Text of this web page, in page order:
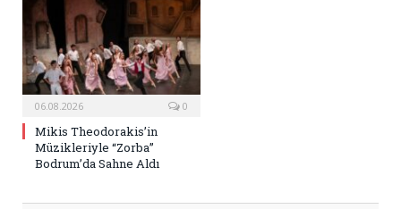
06.08.2026 0
Mikis Theodorakis’in
Müzikleriyle “Zorba”
Bodrum’da Sahne Aldı